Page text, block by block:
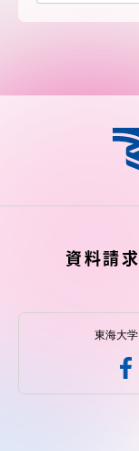
資料請求
東海大